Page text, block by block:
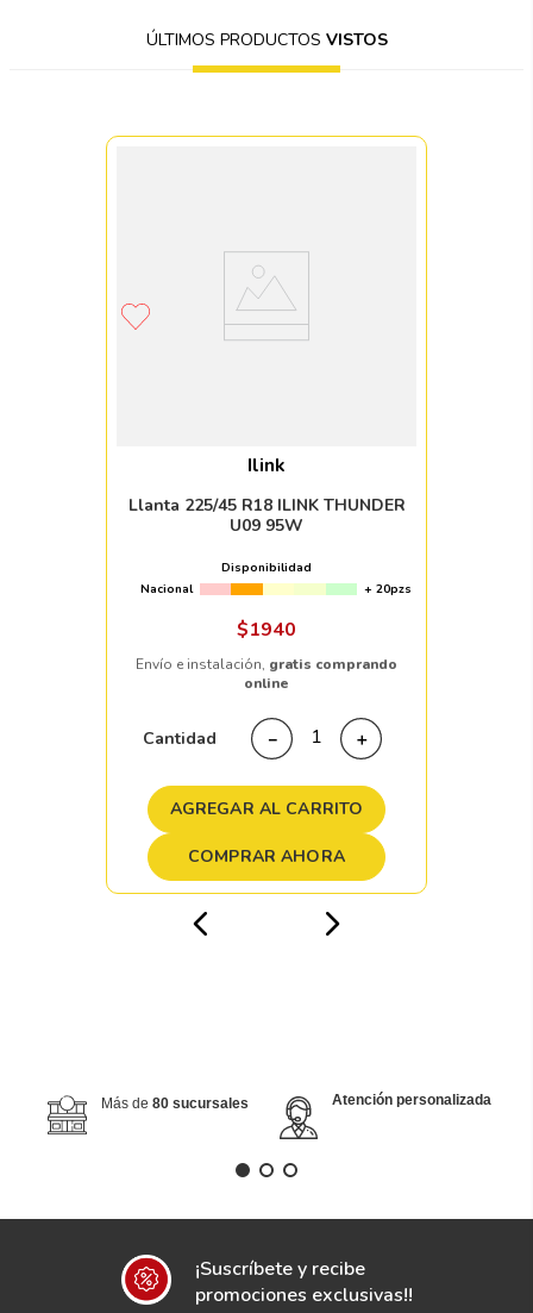
ÚLTIMOS PRODUCTOS VISTOS
Ilink
Llanta 225/45 R18 ILINK THUNDER
U09 95W
Disponibilidad
Nacional
+ 20pzs
$1940
Envío e instalación, gratis comprando
online
Cantidad ＋
－
AGREGAR AL CARRITO
COMPRAR AHORA
Más de 80 sucursales Atención personalizada
¡Suscríbete y recibe
promociones exclusivas!!